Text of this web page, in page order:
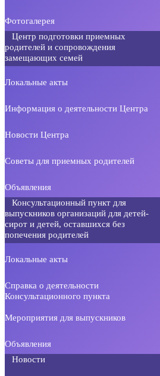
Фотогалерея
Центр подготовки приемных
родителей и сопровождения
замещающих семей
Локальные акты
Информация о деятельности Центра
Новости Центра
Советы для приемных родителей
Объявления
Консультационный пункт для
выпускников организаций для детей-
сирот и детей, оставшихся без
попечения родителей
Локальные акты
Справка о деятельности
Консультационного пункта
Мероприятия для выпускников
Объявления
Новости